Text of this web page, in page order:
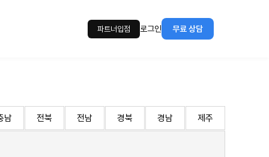
파트너입점 로그인 무료 상담
남 전북 전남 경북 경남 제주